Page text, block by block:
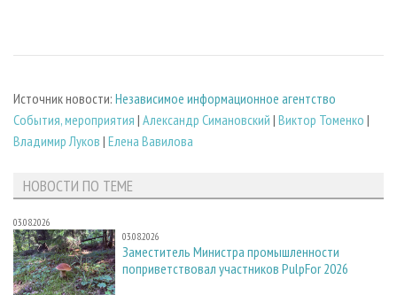
Источник новости: Независимое информационное агентство
События, мероприятия | Александр Симановский | Виктор Томенко |
Владимир Луков | Елена Вавилова
НОВОСТИ ПО ТЕМЕ
03.08.2026
03.08.2026
Заместитель Министра промышленности
поприветствовал участников PulpFor 2026